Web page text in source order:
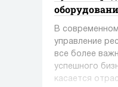
В
управление
все более
успешного
касается